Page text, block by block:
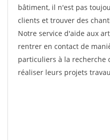
bâtiment, il n'est pas
clients et trouver des
Notre service d'aide aux
rentrer en contact de
particuliers à la recherche
réaliser leurs projets